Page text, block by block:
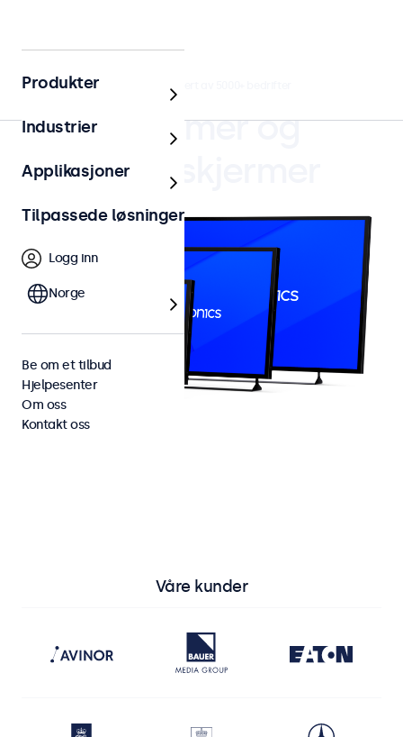
4.8/5 vurdert av 5000+ bedrifter
Skjermer og
touchskjermer
Våre kunder
Produkter
Industrier
Applikasjoner
Tilpassede løsninger
Logg inn
Norge
Be om et tilbud
Hjelpesenter
Om oss
Kontakt oss